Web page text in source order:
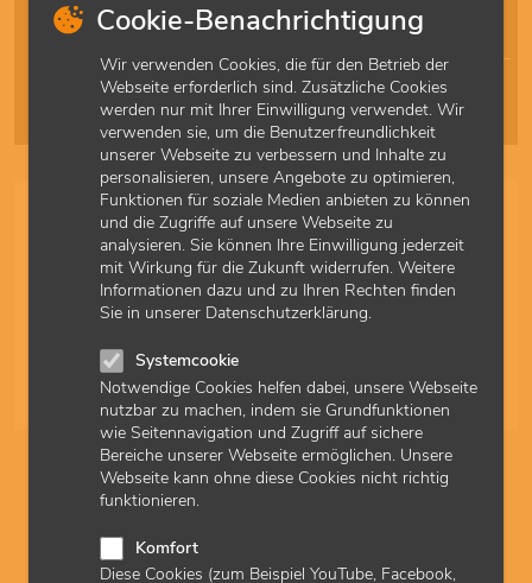
Cookie-Benachrichtigung
Wir verwenden Cookies, die für den Betrieb der
Webseite erforderlich sind. Zusätzliche Cookies
werden nur mit Ihrer Einwilligung verwendet. Wir
verwenden sie, um die Benutzerfreundlichkeit
unserer Webseite zu verbessern und Inhalte zu
personalisieren, unsere Angebote zu optimieren,
Funktionen für soziale Medien anbieten zu können
und die Zugriffe auf unsere Webseite zu
analysieren. Sie können Ihre Einwilligung jederzeit
mit Wirkung für die Zukunft widerrufen. Weitere
Informationen dazu und zu Ihren Rechten finden
Sie in unserer Datenschutzerklärung.
Systemcookie
Notwendige Cookies helfen dabei, unsere Webseite
nutzbar zu machen, indem sie Grundfunktionen
wie Seitennavigation und Zugriff auf sichere
Bereiche unserer Webseite ermöglichen. Unsere
Webseite kann ohne diese Cookies nicht richtig
funktionieren.
Komfort
Diese Cookies (zum Beispiel YouTube, Facebook,
Schnellzugriff
I K
P Q R S T U V W X Y
Mutationssuche für Inavolisib abrechnen
Fachärztinnen und Fachärzte für Pathologie sowie
Neuropathologie können ab dem 1. April 2026 die neue
GOP 19467 für die Mutationssuche auf aktivierende
PIK3CA-Mutationen in den Exonen 1, 2 und 4 für die
Behandlung mit Inavosilib abrechnen.
27.03.2026
Quartal 2/2026
Mikrobiologische Paneldiagnostik: Indikationen und
Höchstwerte
Paneldiagnostik nach den GOP 32851, 32852 und 32800
sowie 32853 angepasste Höchstwerte. Die GOP 32706 zur